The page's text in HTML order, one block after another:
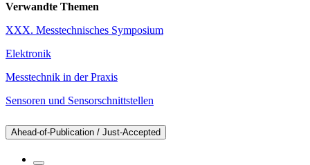
Verwandte Themen
XXX. Messtechnisches Symposium
Elektronik
Messtechnik in der Praxis
Sensoren und Sensorschnittstellen
Ahead-of-Publication / Just-Accepted